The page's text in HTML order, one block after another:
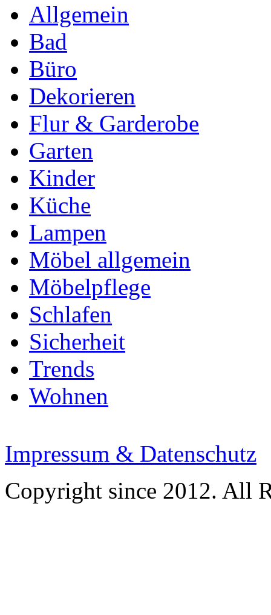
Allgemein
Bad
Büro
Dekorieren
Flur & Garderobe
Garten
Kinder
Küche
Lampen
Möbel allgemein
Möbelpflege
Schlafen
Sicherheit
Trends
Wohnen
Impressum & Datenschutz
Copyright since 2012. All